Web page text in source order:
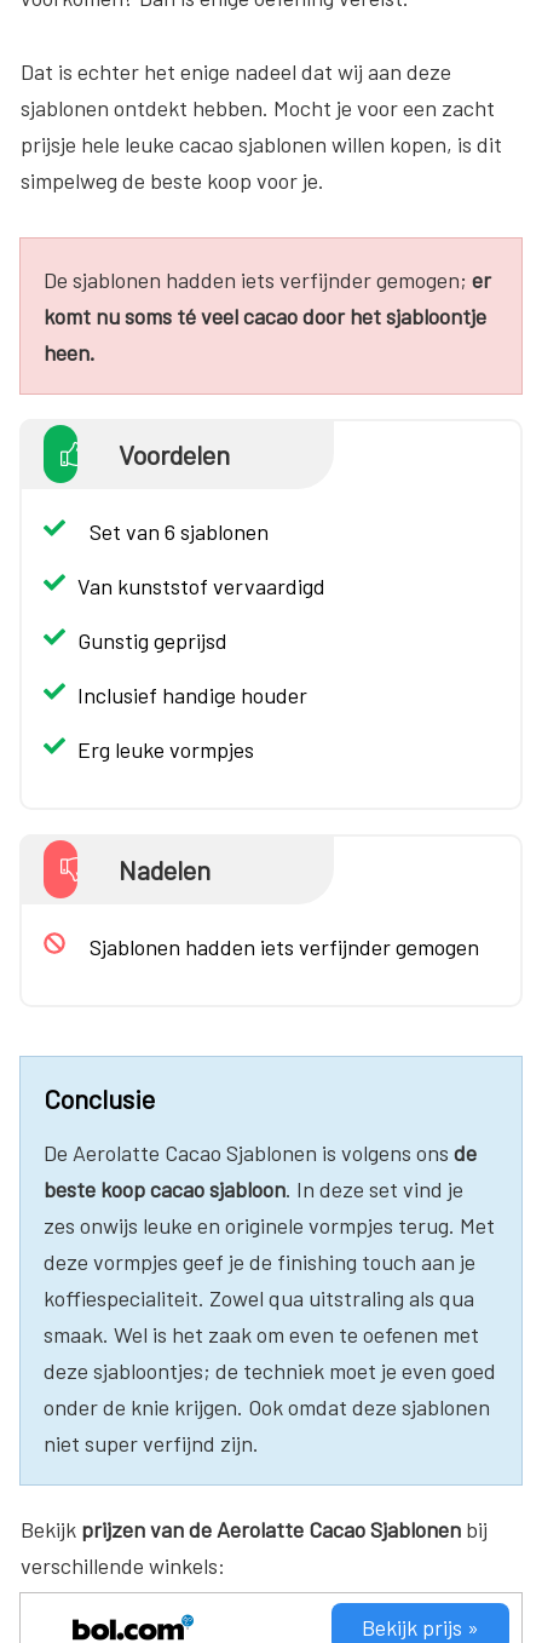
Dat is echter het enige nadeel dat wij aan deze
sjablonen ontdekt hebben. Mocht je voor een zacht
prijsje hele leuke cacao sjablonen willen kopen, is dit
simpelweg de beste koop voor je.
De sjablonen hadden iets verfijnder gemogen; er
komt nu soms té veel cacao door het sjabloontje
heen.
Voordelen
Set van 6 sjablonen
Van kunststof vervaardigd
Gunstig geprijsd
Inclusief handige houder
Erg leuke vormpjes
Nadelen
Sjablonen hadden iets verfijnder gemogen
Conclusie
De Aerolatte Cacao Sjablonen is volgens ons de
beste koop cacao sjabloon. In deze set vind je
zes onwijs leuke en originele vormpjes terug. Met
deze vormpjes geef je de finishing touch aan je
koffiespecialiteit. Zowel qua uitstraling als qua
smaak. Wel is het zaak om even te oefenen met
deze sjabloontjes; de techniek moet je even goed
onder de knie krijgen. Ook omdat deze sjablonen
niet super verfijnd zijn.
Bekijk prijzen van de Aerolatte Cacao Sjablonen bij
verschillende winkels:
Bekijk prijs »